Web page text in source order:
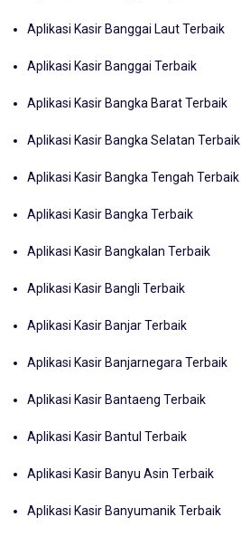
Aplikasi Kasir Banggai Laut Terbaik
Aplikasi Kasir Banggai Terbaik
Aplikasi Kasir Bangka Barat Terbaik
Aplikasi Kasir Bangka Selatan Terbaik
Aplikasi Kasir Bangka Tengah Terbaik
Aplikasi Kasir Bangka Terbaik
Aplikasi Kasir Bangkalan Terbaik
Aplikasi Kasir Bangli Terbaik
Aplikasi Kasir Banjar Terbaik
Aplikasi Kasir Banjarnegara Terbaik
Aplikasi Kasir Bantaeng Terbaik
Aplikasi Kasir Bantul Terbaik
Aplikasi Kasir Banyu Asin Terbaik
Aplikasi Kasir Banyumanik Terbaik